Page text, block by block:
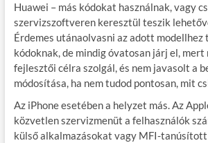
Huawei – más kódokat használnak, vagy
szervizszoftveren keresztül teszik
Érdemes utánaolvasni az adott
kódoknak, de mindig óvatosan járj el, mert
fejlesztői célra szolgál, és nem javasolt a
módosítása, ha nem tudod pontosan, mit
Az iPhone esetében a helyzet más. Az
közvetlen szervizmenüt a felhasználók
külső alkalmazásokat vagy MFI-